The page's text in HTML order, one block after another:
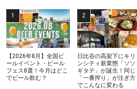
【2026年8月】全国ビ
ールイベント・ビール
フェス8選！今月はどこ
でビール飲む？
日比谷の高架下にキリ
ンシティ新業態「ソソ
ギタテ」が誕生！同じ
「一番搾り」が注ぎ方
でこんなに変わる